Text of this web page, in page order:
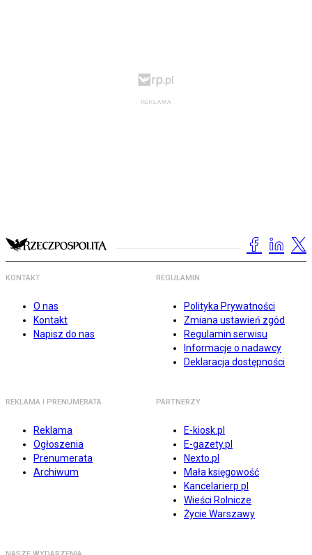
KONTAKT
O nas
Kontakt
Napisz do nas
REGULAMIN
Polityka Prywatności
Zmiana ustawień zgód
Regulamin serwisu
Informacje o nadawcy
Deklaracja dostępności
REKLAMA I PRENUMERATA
Reklama
Ogłoszenia
Prenumerata
Archiwum
PARTNERZY
E-kiosk.pl
E-gazety.pl
Nexto.pl
Mała księgowość
Kancelarierp.pl
Wieści Rolnicze
Życie Warszawy